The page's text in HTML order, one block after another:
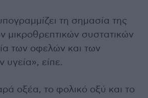
τη σημασία της
μικροθρεπτικών συστατικών
των οφελών και των
υγεία», είπε.
οξέα, το φολικό οξύ και το